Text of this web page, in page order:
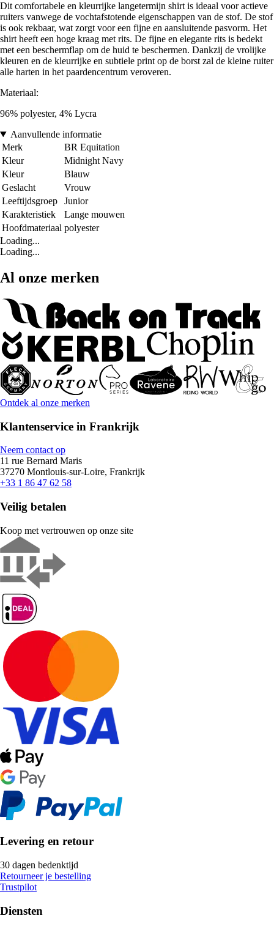
Dit comfortabele en kleurrijke langetermijn shirt is ideaal voor actieve
ruiters vanwege de vochtafstotende eigenschappen van de stof. De stof
is ook rekbaar, wat zorgt voor een fijne en aansluitende pasvorm. Het
shirt heeft een hoge kraag met rits. De fijne en elegante rits is bedekt
met een beschermflap om de huid te beschermen. Dankzij de vrolijke
kleuren en de kleurrijke en subtiele print op de borst zal de kleine ruiter
alle harten in het paardencentrum veroveren.
Materiaal:
96% polyester, 4% Lycra
Aanvullende informatie
Merk
BR Equitation
Kleur
Midnight Navy
Kleur
Blauw
Geslacht
Vrouw
Leeftijdsgroep
Junior
Karakteristiek
Lange mouwen
Hoofdmateriaal polyester
Loading...
Loading...
Al onze merken
Ontdek al onze merken
Klantenservice in Frankrijk
Neem contact op
11 rue Bernard Maris
37270 Montlouis-sur-Loire, Frankrijk
+33 1 86 47 62 58
Veilig betalen
Koop met vertrouwen op onze site
Levering en retour
30 dagen bedenktijd
Retourneer je bestelling
Trustpilot
Diensten